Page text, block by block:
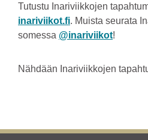
Tutustu Inariviikkojen
inariviikot.fi. Muista seurata
somessa @inariviikot!
Nähdään Inariviikkojen